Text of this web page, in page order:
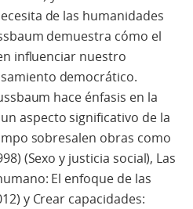
de las humanidades
demuestra cómo el
influenciar nuestro
democrático.
hace énfasis en la
aspecto significativo de la
sobresalen obras como
(Sexo y justicia social), Las
El enfoque de las
y Crear capacidades: